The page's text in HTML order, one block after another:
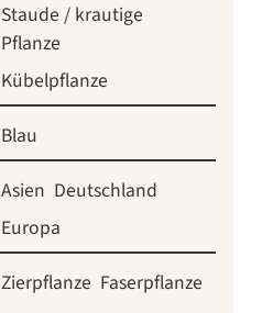
Staude / krautige
Pflanze
Kübelpflanze
Blau
Asien Deutschland
Europa
Zierpflanze Faserpflanze